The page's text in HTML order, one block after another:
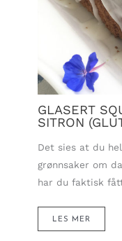
GLASERT
SITRON
Det sies at du
grønnsaker om
har du faktisk
LES MER